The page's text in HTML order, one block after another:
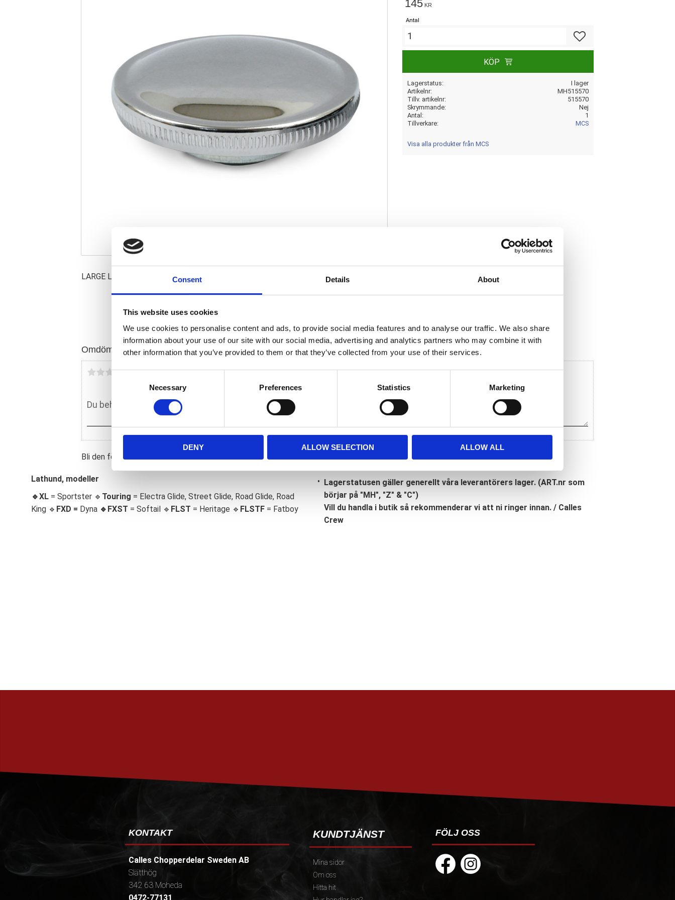
Consent Details About
This website uses cookies
We use cookies to personalise content and ads, to provide social media features and to analyse our traffic. We also share
information about your use of our site with our social media, advertising and analytics partners who may combine it with
other information that you’ve provided to them or that they’ve collected from your use of their services.
C
S
e
e
c
Necessary Preferences Statistics Marketing
DENY ALLOW SELECTION ALLOW ALL
145 KR
Antal
KÖP
Lagerstatus
I lager
Artikelnr
MH515570
Tillv. artikelnr
515570
Skrymmande
Nej
Antal
1
Tillverkare
MCS
Visa alla produkter från MCS
LARGE L73-82 STYLE; LEFT FAT BOB GAS TANKS
Dela med dig
c
b
o
Omdömen
Du
Bli den första att lämna ett omdöme.
Lathund, modeller
🔹XL = Sportster 🔹 Touring = Electra Glide, Street Glide, Road Glide, Road
King 🔹 FXD = Dyna 🔹 FXST = Softail 🔹 FLST = Heritage 🔹 FLSTF = Fatboy
Lagerstatusen gäller generellt våra leverantörers lager. (ART.nr som
börjar på "MH", "Z" & "C")
Vill du handla i butik så rekommenderar vi att ni ringer innan. / Calles
Crew
KONTAKT
Calles Chopperdelar Sweden AB
Slätthög
342 63 Moheda
0472-77131
KUNDTJÄNST
Mina sidor
Om oss
Hitta hit
FÖLJ OSS